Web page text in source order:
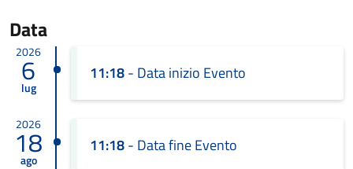
Data
2026
6
lug
11:18- Data inizio Evento
2026
18
ago
11:18- Data fine Evento